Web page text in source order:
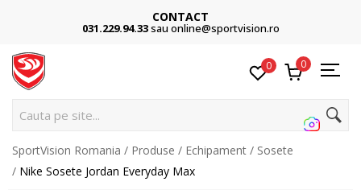
CONTACT
031.229.94.33sau online@sportvision.ro
0 0
Cauta pe site...
SportVision Romania Produse Echipament
Sosete
Nike Sosete Jordan Everyday Max